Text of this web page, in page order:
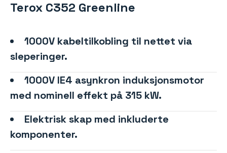
Terox C352 Greenline
1000V kabeltilkobling til nettet via
sleperinger.
1000V IE4 asynkron induksjonsmotor
med nominell effekt på 315 kW.
Elektrisk skap med inkluderte
komponenter.